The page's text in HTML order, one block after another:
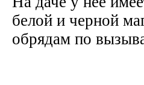
белой и черной
обрядам по